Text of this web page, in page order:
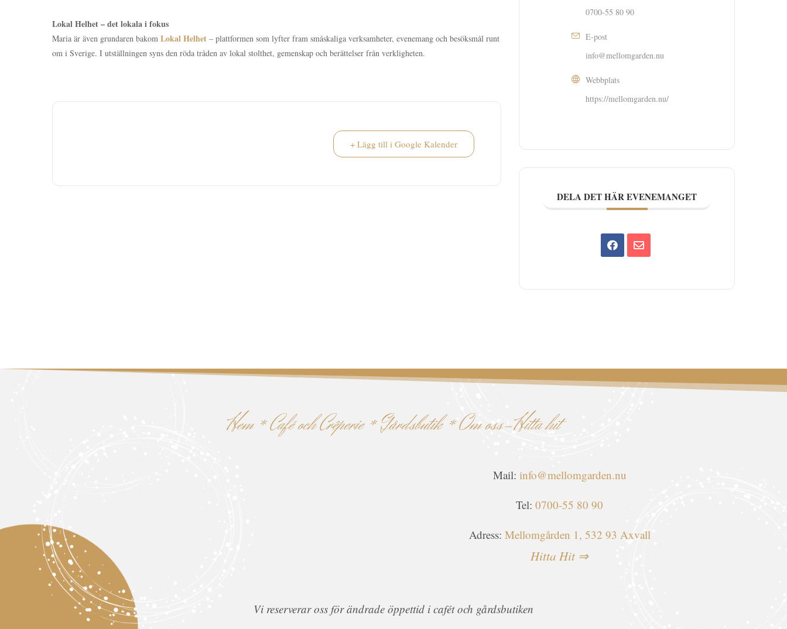
Lokal Helhet – det lokala i fokus
Maria är även grundaren bakom Lokal Helhet – plattformen som lyfter fram småskaliga verksamheter, evenemang och besöksmål runt
om i Sverige. I utställningen syns den röda tråden av lokal stolthet, gemenskap och berättelser från verkligheten.
+ Lägg till i Google Kalender
0700-55 80 90
E-post
info@mellomgarden.nu
Webbplats
https://mellomgarden.nu/
DELA DET HÄR EVENEMANGET
Hem*Café och Crêperie*Gårdsbutik*Om oss-Hitta hit
Mail: info@mellomgarden.nu
Tel:0700-55 80 90
Adress: Mellomgården 1, 532 93 Axvall
Hitta Hit ⇒
Vi reserverar oss för ändrade öppettid i cafét och gårdsbutiken